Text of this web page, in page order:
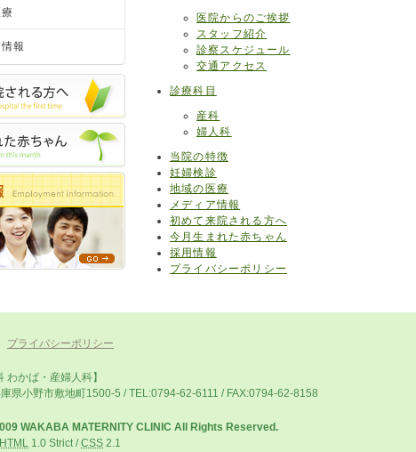
医院からのご挨拶
スタッフ紹介
診察スケジュール
交通アクセス
診療科目
産科
婦人科
当院の特徴
妊婦検診
地域の医療
メディア情報
初めて来院される方へ
今月生まれた赤ちゃん
採用情報
プライバシーポリシー
報
プライバシーポリシー
わかば・産婦人科】
県小野市敷地町1500-5 / TEL:0794-62-6111 / FAX:0794-62-8158
WAKABA MATERNITY CLINIC All Rights Reserved.
1.0 Strict/CSS 2.1